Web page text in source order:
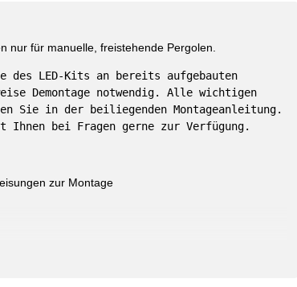
nur für manuelle, freistehende Pergolen.
des LED-Kits an bereits aufgebauten
Demontage notwendig. Alle wichtigen
Sie in der beiliegenden Montageanleitung.
Ihnen bei Fragen gerne zur Verfügung.
zur Montage